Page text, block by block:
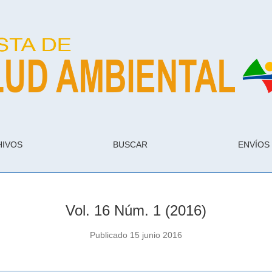
BUSCAR ENVÍOS
Vol. 16 Núm. 1 (2016)
Publicado 15 junio 2016